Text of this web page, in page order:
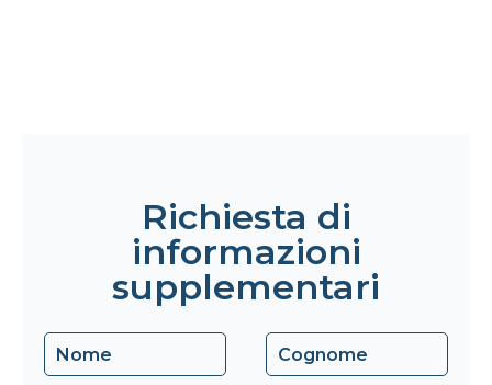
Richiesta di
informazioni
supplementari